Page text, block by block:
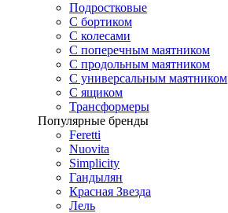
Подростковые
С бортиком
С колесами
С поперечным маятником
С продольным маятником
С универсальным маятником
С ящиком
Трансформеры
Популярные бренды
Feretti
Nuovita
Simplicity
Гандылян
Красная Звезда
Лель